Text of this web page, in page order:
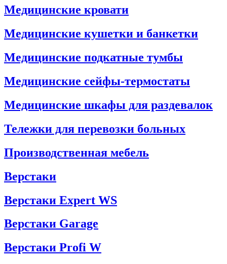
Медицинские кровати
Медицинские кушетки и банкетки
Медицинские подкатные тумбы
Медицинские сейфы-термостаты
Медицинские шкафы для раздевалок
Тележки для перевозки больных
Производственная мебель
Верстаки
Верстаки Expert WS
Верстаки Garage
Верстаки Profi W